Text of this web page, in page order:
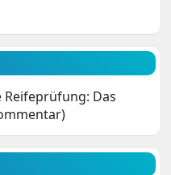
Reifeprüfung: Das